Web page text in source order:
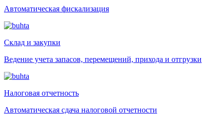
Автоматическая фискализация
Склад и закупки
Ведение учета запасов, перемещений, прихода и отгрузки
Налоговая отчетность
Автоматическая сдача налоговой отчетности